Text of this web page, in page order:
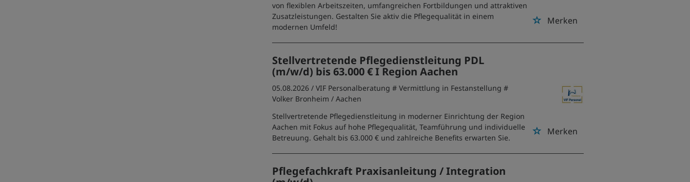
Merken
von flexiblen Arbeitszeiten, umfangreichen Fortbildungen und attraktiven
Zusatzleistungen. Gestalten Sie aktiv die Pflegequalität in einem
modernen Umfeld!
Stellvertretende Pflegedienstleitung PDL
(m/w/d) bis 63.000 € I Region Aachen
Merken
05.08.2026 /VIF Personalberatung # Vermittlung in Festanstellung #
Volker Bronheim / Aachen
Stellvertretende Pflegedienstleitung in moderner Einrichtung der Region
Aachen mit Fokus auf hohe Pflegequalität, Teamführung und individuelle
Betreuung. Gehalt bis 63.000 € und zahlreiche Benefits erwarten Sie.
Pflegefachkraft Praxisanleitung / Integration